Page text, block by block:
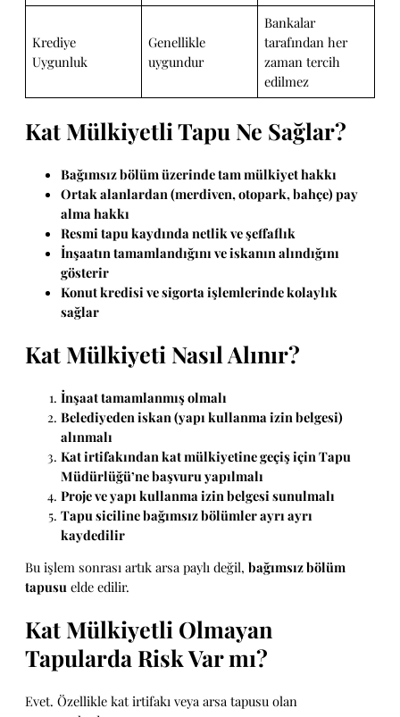
Krediye
Uygunluk
Genellikle
uygundur
Bankalar
tarafından her
zaman tercih
edilmez
Kat Mülkiyetli Tapu Ne Sağlar?
Bağımsız bölüm üzerinde tam mülkiyet hakkı
Ortak alanlardan (merdiven, otopark, bahçe) pay
alma hakkı
Resmi tapu kaydında netlik ve şeffaflık
İnşaatın tamamlandığını ve iskanın alındığını
gösterir
Konut kredisi ve sigorta işlemlerinde kolaylık
sağlar
Kat Mülkiyeti Nasıl Alınır?
İnşaat tamamlanmış olmalı
Belediyeden iskan (yapı kullanma izin belgesi)
alınmalı
Kat irtifakından kat mülkiyetine geçiş için Tapu
Müdürlüğü’ne başvuru yapılmalı
Proje ve yapı kullanma izin belgesi sunulmalı
Tapu siciline bağımsız bölümler ayrı ayrı
kaydedilir
Bu işlem sonrası artık arsa paylı değil, bağımsız bölüm
tapusu elde edilir.
Kat Mülkiyetli Olmayan
Tapularda Risk Var mı?
Evet. Özellikle kat irtifakı veya arsa tapusu olan